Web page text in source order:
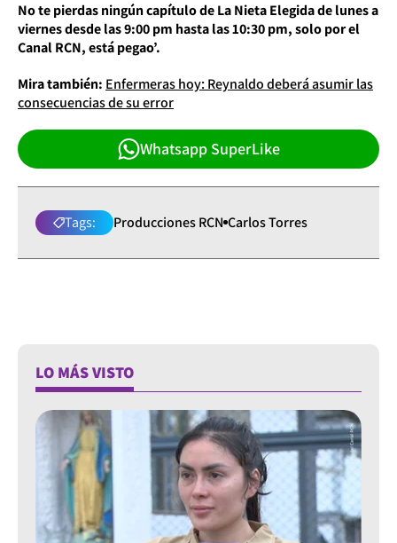
No te pierdas ningún capítulo de La Nieta Elegida de lunes a
viernes desde las 9:00 pm hasta las 10:30 pm, solo por el
Canal RCN, está pegao’.
Mira también: Enfermeras hoy: Reynaldo deberá asumir las
consecuencias de su error
Whatsapp SuperLike
Tags: Producciones RCN Carlos Torres
LO MÁS VISTO